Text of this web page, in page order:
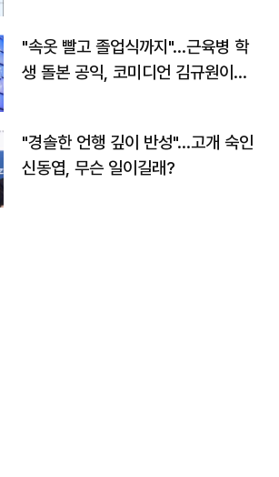
"속옷 빨고 졸업식까지"…근육병 학
생 돌본 공익, 코미디언 김규원이었
"경솔한 언행 깊이 반성"…고개 숙인
신동엽, 무슨 일이길래?